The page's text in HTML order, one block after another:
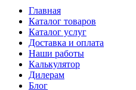
Главная
Каталог товаров
Каталог услуг
Доставка и оплата
Наши работы
Калькулятор
Дилерам
Блог